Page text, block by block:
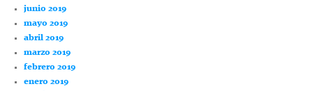
junio 2019
mayo 2019
abril 2019
marzo 2019
febrero 2019
enero 2019